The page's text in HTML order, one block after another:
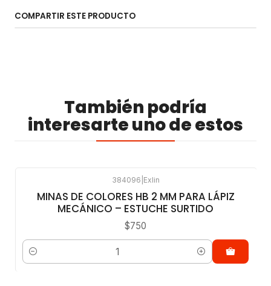
COMPARTIR ESTE PRODUCTO
También podría
interesarte uno de estos
384096 Exlin
MINAS DE COLORES HB 2 MM PARA LÁPIZ
MECÁNICO – ESTUCHE SURTIDO
$750
Cantidad